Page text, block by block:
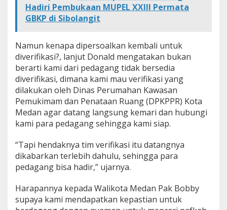
Hadiri Pembukaan MUPEL XXIII Permata
GBKP di Sibolangit
Namun kenapa dipersoalkan kembali untuk
diverifikasi?, lanjut Donald mengatakan bukan
berarti kami dari pedagang tidak bersedia
diverifikasi, dimana kami mau verifikasi yang
dilakukan oleh Dinas Perumahan Kawasan
Pemukimam dan Penataan Ruang (DPKPPR) Kota
Medan agar datang langsung kemari dan hubungi
kami para pedagang sehingga kami siap.
“Tapi hendaknya tim verifikasi itu datangnya
dikabarkan terlebih dahulu, sehingga para
pedagang bisa hadir,” ujarnya.
Harapannya kepada Walikota Medan Pak Bobby
supaya kami mendapatkan kepastian untuk